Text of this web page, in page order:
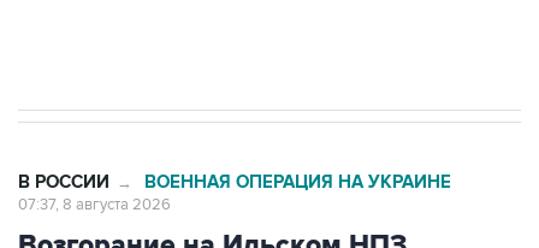
В РОССИИ → ВОЕННАЯ ОПЕРАЦИЯ НА УКРАИНЕ
07:37, 8 августа 2026